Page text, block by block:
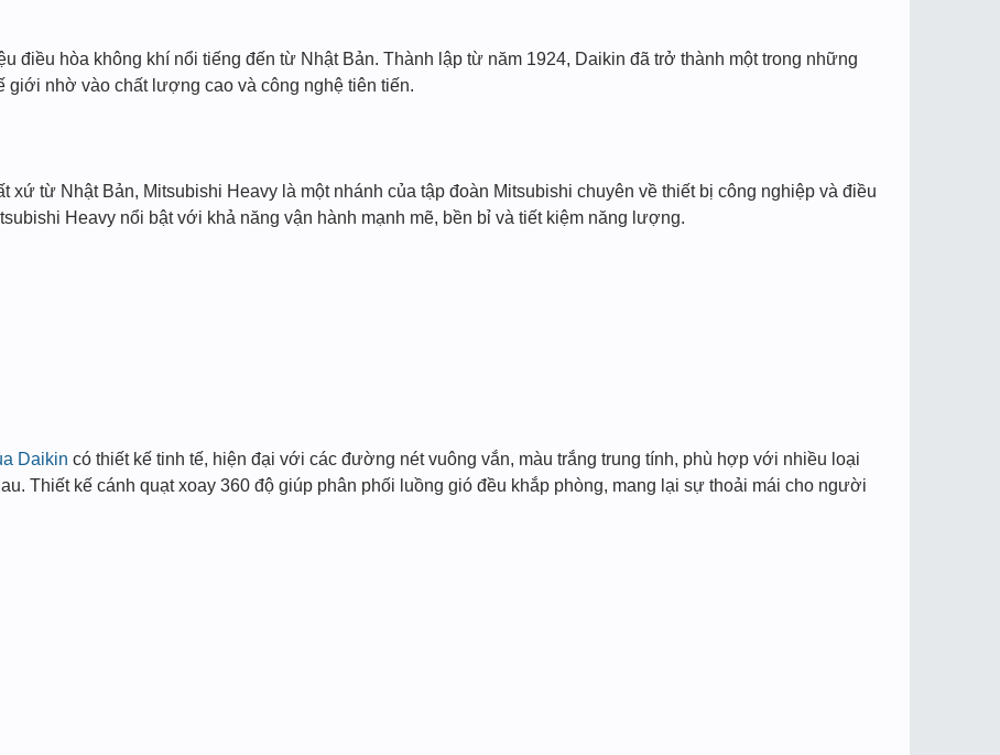
điều hòa không khí nổi tiếng đến từ Nhật Bản. Thành lập từ năm 1924, Daikin đã trở thành một trong những
giới nhờ vào chất lượng cao và công nghệ tiên tiến.
xứ từ Nhật Bản, Mitsubishi Heavy là một nhánh của tập đoàn Mitsubishi chuyên về thiết bị công nghiệp và điều
Heavy nổi bật với khả năng vận hành mạnh mẽ, bền bỉ và tiết kiệm năng lượng.
Daikin có thiết kế tinh tế, hiện đại với các đường nét vuông vắn, màu trắng trung tính, phù hợp với nhiều loại
Thiết kế cánh quạt xoay 360 độ giúp phân phối luồng gió đều khắp phòng, mang lại sự thoải mái cho người